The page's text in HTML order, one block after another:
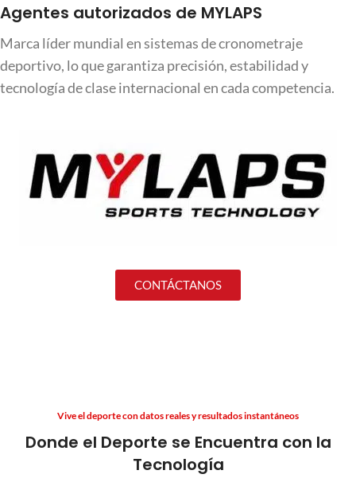
Agentes autorizados de MYLAPS
Marca líder mundial en sistemas de cronometraje
deportivo, lo que garantiza precisión, estabilidad y
tecnología de clase internacional en cada competencia.
CONTÁCTANOS
Vive el deporte con datos reales y resultados instantáneos
Donde el Deporte se Encuentra con la
Tecnología